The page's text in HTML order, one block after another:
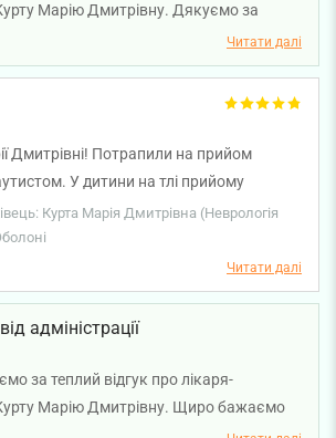
Марію Дмитрівну. Дякуємо за
вам та вашій родині міцногоЧитати далі
Дмитрівні! Потрапили на прийом
У дитини на тлі прийому
неадекватна реакція: не
і ні на що. Лікар вникнула в ситуацію,
все, що було можливо. Призначила
Досить швидко почали
Лікаря цікавив feedback.
рідко буває! Рекомендую однозначно!
щиро дякую!
Курта Марія Дмитрівна (Неврологія
Читати далі
адміністрації
за теплий відгук про лікаря-
Марію Дмитрівну. Щиро бажаємо